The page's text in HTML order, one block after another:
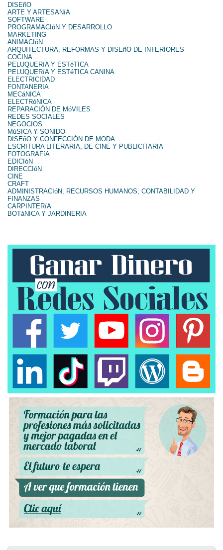
DISEñO
ARTE Y ARTESANíA
SOFTWARE
PROGRAMACIóN Y DESARROLLO
MARKETING
ANIMACIóN
ARQUITECTURA, REFORMAS Y DISEñO DE INTERIORES
COCINA
PELUQUERíA Y ESTéTICA
PELUQUERíA Y ESTéTICA CANINA
ELECTRICIDAD
FONTANERíA
MECáNICA
ELECTRóNICA
REPARACIÓN DE MóVILES
REDES SOCIALES
NEGOCIOS
MúSICA Y SONIDO
DISEñO Y CONFECCIÓN DE MODA
ESCRITURA LITERARIA, DE CINE Y PUBLICITARIA
FOTOGRAFíA
EDICIóN
DIRECCIóN
CINE
CRAFT
ADMINISTRACIóN, RECURSOS HUMANOS, CONTABILIDAD Y
FINANZAS
CARPINTERíA
BOTáNICA Y JARDINERíA